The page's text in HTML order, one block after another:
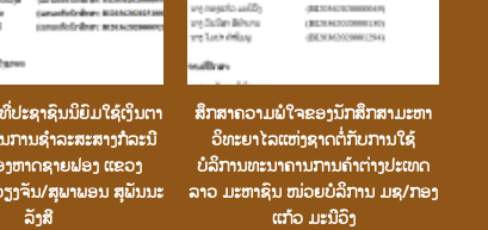
ປະຊາຊົນນິຍົມໃຊ້ເງິນຕາ
ການຊໍາລະສະສາງກໍລະນີ
ຫາດຊາຍຟອງ ເເຂວງ
ງຈັນ/ສຸພາພອນ ສຸພັນນະ
ລັງສີ
ສຶກສາຄວາມພໍໃຈຂອງນັກສຶກສາມະຫາ
ວິທະຍາໄລເເຫ່ງຊາດຕໍ່ກັບການໃຊ້
ບໍລິການທະນາຄານການຄ້າຕ່າງປະເທດ
ລາວ ມະຫາຊົນ ໜ່ວຍບໍລິການ ມຊ/ກອງ
ເເກ້ວ ມະນີວົງ